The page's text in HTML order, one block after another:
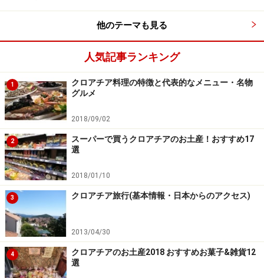
他のテーマも見る
人気記事ランキング
1
クロアチア料理の特徴と代表的なメニュー・名物
グルメ
2018/09/02
2
スーパーで買うクロアチアのお土産！おすすめ17
選
2018/01/10
3 クロアチア旅行(基本情報・日本からのアクセス)
2013/04/30
4
クロアチアのお土産2018 おすすめお菓子&雑貨12
選